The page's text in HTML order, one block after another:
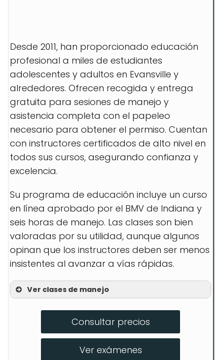
Desde 2011, han proporcionado educación
profesional a miles de estudiantes
adolescentes y adultos en Evansville y
alrededores. Ofrecen recogida y entrega
gratuita para sesiones de manejo y
asistencia completa con el papeleo
necesario para obtener el permiso. Cuentan
con instructores certificados de alto nivel en
todos sus cursos, asegurando confianza y
excelencia.
Su programa de educación incluye un curso
en línea aprobado por el BMV de Indiana y
seis horas de manejo. Las clases son bien
valoradas por su utilidad, aunque algunos
opinan que los instructores deben ser menos
insistentes al avanzar a vías rápidas.
Ver clases de manejo
Prácticas en Vías Urbanas
Prueba de Manejo Final
Consultar precios
Ver exámenes